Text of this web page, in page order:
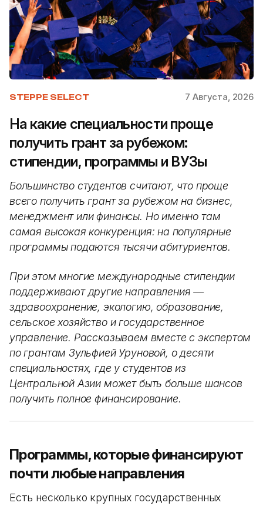
STEPPE SELECT 7 Августа, 2026
На какие специальности проще
получить грант за рубежом:
стипендии, программы и ВУЗы
Большинство студентов считают, что проще
всего получить грант за рубежом на бизнес,
менеджмент или финансы. Но именно там
самая высокая конкуренция: на популярные
программы подаются тысячи абитуриентов.
При этом многие международные стипендии
поддерживают другие направления —
здравоохранение, экологию, образование,
сельское хозяйство и государственное
управление. Рассказываем вместе с экспертом
по грантам Зульфией Уруновой, о десяти
специальностях, где у студентов из
Центральной Азии может быть больше шансов
получить полное финансирование.
Программы, которые финансируют
почти любые направления
Есть несколько крупных государственных